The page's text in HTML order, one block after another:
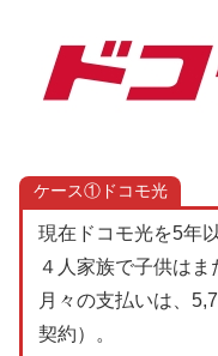
ケース①ドコモ光
現在ドコモ光を5年
４人家族で子供はま
月々の支払いは、
契約）。